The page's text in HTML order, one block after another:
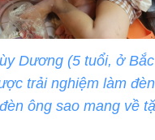
Dương (5 tuổi, ở
trải nghiệm làm
ông sao mang về